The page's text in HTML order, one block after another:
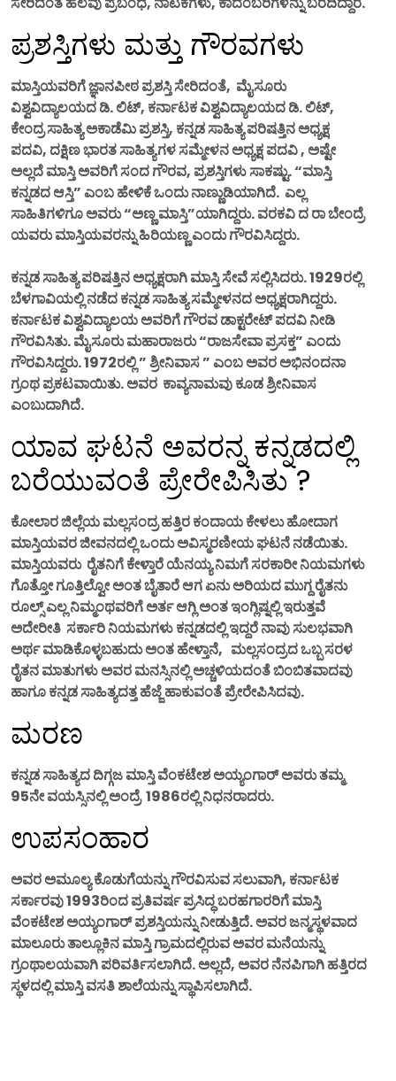
ಪ್ರಶಸ್ತಿಗಳು ಮತ್ತು ಗೌರವಗಳು
ಮಾಸ್ತಿಯವರಿಗೆ ಜ್ಞಾನಪೀಠ ಪ್ರಶಸ್ತಿ ಸೇರಿದಂತೆ, ಮೈಸೂರು
ವಿಶ್ವವಿದ್ಯಾಲಯದ ಡಿ. ಲಿಟ್, ಕರ್ನಾಟಕ ವಿಶ್ವವಿದ್ಯಾಲಯದ ಡಿ. ಲಿಟ್,
ಕೇಂದ್ರ ಸಾಹಿತ್ಯ ಅಕಾಡೆಮಿ ಪ್ರಶಸ್ತಿ, ಕನ್ನಡ ಸಾಹಿತ್ಯ ಪರಿಷತ್ತಿನ ಅಧ್ಯಕ್ಷ
ಪದವಿ, ದಕ್ಷಿಣ ಭಾರತ ಸಾಹಿತ್ಯಗಳ ಸಮ್ಮೇಳನ ಅಧ್ಯಕ್ಷ ಪದವಿ , ಅಷ್ಟೇ
ಅಲ್ಲದೆ ಮಾಸ್ತಿ ಅವರಿಗೆ ಸಂದ ಗೌರವ, ಪ್ರಶಸ್ತಿಗಳು ಸಾಕಷ್ಟು. “ಮಾಸ್ತಿ
ಕನ್ನಡದ ಆಸ್ತಿ” ಎಂಬ ಹೇಳಿಕೆ ಒಂದು ನಾಣ್ಣುಡಿಯಾಗಿದೆ. ಎಲ್ಲ
ಸಾಹಿತಿಗಳಿಗೂ ಅವರು “ಅಣ್ಣ ಮಾಸ್ತಿ”ಯಾಗಿದ್ದರು. ವರಕವಿ ದ ರಾ ಬೇಂದ್ರೆ
ಯವರು ಮಾಸ್ತಿಯವರನ್ನು ಹಿರಿಯಣ್ಣ ಎಂದು ಗೌರವಿಸಿದ್ದರು.
ಕನ್ನಡ ಸಾಹಿತ್ಯ ಪರಿಷತ್ತಿನ ಅಧ್ಯಕ್ಷರಾಗಿ ಮಾಸ್ತಿ ಸೇವೆ ಸಲ್ಲಿಸಿದರು. 1929ರಲ್ಲಿ
ಬೆಳಗಾವಿಯಲ್ಲಿ ನಡೆದ ಕನ್ನಡ ಸಾಹಿತ್ಯ ಸಮ್ಮೇಳನದ ಅಧ್ಯಕ್ಷರಾಗಿದ್ದರು.
ಕರ್ನಾಟಕ ವಿಶ್ವವಿದ್ಯಾಲಯ ಅವರಿಗೆ ಗೌರವ ಡಾಕ್ಟರೇಟ್ ಪದವಿ ನೀಡಿ
ಗೌರವಿಸಿತು. ಮೈಸೂರು ಮಹಾರಾಜರು “ರಾಜಸೇವಾ ಪ್ರಸಕ್ತ” ಎಂದು
ಗೌರವಿಸಿದ್ದರು. 1972ರಲ್ಲಿ ” ಶ್ರೀನಿವಾಸ ” ಎಂಬ ಅವರ ಅಭಿನಂದನಾ
ಗ್ರಂಥ ಪ್ರಕಟವಾಯಿತು. ಅವರ ಕಾವ್ಯನಾಮವು ಕೂಡ ಶ್ರೀನಿವಾಸ
ಎಂಬುದಾಗಿದೆ.
ಯಾವ ಘಟನೆ ಅವರನ್ನ ಕನ್ನಡದಲ್ಲಿ
ಬರೆಯುವಂತೆ ಪ್ರೇರೇಪಿಸಿತು ?
ಕೋಲಾರ ಜಿಲ್ಲೆಯ ಮಲ್ಲಸಂದ್ರ ಹತ್ತಿರ ಕಂದಾಯ ಕೇಳಲು ಹೋದಾಗ
ಮಾಸ್ತಿಯವರ ಜೀವನದಲ್ಲಿ ಒಂದು ಅವಿಸ್ಮರಣೀಯ ಘಟನೆ ನಡೆಯಿತು.
ಮಾಸ್ತಿಯವರು ರೈತನಿಗೆ ಕೇಳ್ತಾರೆ ಯೆನಯ್ಯ ನಿಮಗೆ ಸರಕಾರೀ ನಿಯಮಗಳು
ಗೊತ್ತೋ ಗೂತ್ತಿಲ್ವೋ ಅಂತ ಬೈತಾರೆ ಆಗ ಏನು ಅರಿಯದ ಮುಗ್ದ ರೈತನು
ರೂಲ್ಸ್ ಎಲ್ಲ ನಿಮ್ಮಂಥವರಿಗೆ ಅರ್ತ ಆಗ್ಲಿ ಅಂತ ಇಂಗ್ಲಿಷ್ನಲ್ಲಿ ಇರುತ್ತವೆ
ಅದೇರೀತಿ ಸರ್ಕಾರಿ ನಿಯಮಗಳು ಕನ್ನಡದಲ್ಲಿ ಇದ್ದರೆ ನಾವು ಸುಲಭವಾಗಿ
ಅರ್ಥ ಮಾಡಿಕೊಳ್ಳಬಹುದು ಅಂತ ಹೇಳ್ತಾನೆ, ಮಲ್ಲಸಂದ್ರದ ಒಬ್ಬ ಸರಳ
ರೈತನ ಮಾತುಗಳು ಅವರ ಮನಸ್ಸಿನಲ್ಲಿ ಅಚ್ಚಳಿಯದಂತೆ ಬಿಂಬಿತವಾದವು
ಹಾಗೂ ಕನ್ನಡ ಸಾಹಿತ್ಯದತ್ತ ಹೆಜ್ಜೆ ಹಾಕುವಂತೆ ಪ್ರೇರೇಪಿಸಿದವು.
ಮರಣ
ಕನ್ನಡ ಸಾಹಿತ್ಯದ ದಿಗ್ಗಜ ಮಾಸ್ತಿ ವೆಂಕಟೇಶ ಅಯ್ಯಂಗಾರ್ ಅವರು ತಮ್ಮ
95ನೇ ವಯಸ್ಸಿನಲ್ಲಿ ಅಂದ್ರೆ 1986ರಲ್ಲಿ ನಿಧನರಾದರು.
ಉಪಸಂಹಾರ
ಅವರ ಅಮೂಲ್ಯ ಕೊಡುಗೆಯನ್ನು ಗೌರವಿಸುವ ಸಲುವಾಗಿ, ಕರ್ನಾಟಕ
ಸರ್ಕಾರವು 1993ರಿಂದ ಪ್ರತಿವರ್ಷ ಪ್ರಸಿದ್ಧ ಬರಹಗಾರರಿಗೆ ಮಾಸ್ತಿ
ವೆಂಕಟೇಶ ಅಯ್ಯಂಗಾರ್ ಪ್ರಶಸ್ತಿಯನ್ನು ನೀಡುತ್ತಿದೆ. ಅವರ ಜನ್ಮಸ್ಥಳವಾದ
ಮಾಲೂರು ತಾಲ್ಲೂಕಿನ ಮಾಸ್ತಿ ಗ್ರಾಮದಲ್ಲಿರುವ ಅವರ ಮನೆಯನ್ನು
ಗ್ರಂಥಾಲಯವಾಗಿ ಪರಿವರ್ತಿಸಲಾಗಿದೆ. ಅಲ್ಲದೆ, ಅವರ ನೆನಪಿಗಾಗಿ ಹತ್ತಿರದ
ಸ್ಥಳದಲ್ಲಿ ಮಾಸ್ತಿ ವಸತಿ ಶಾಲೆಯನ್ನು ಸ್ಥಾಪಿಸಲಾಗಿದೆ.